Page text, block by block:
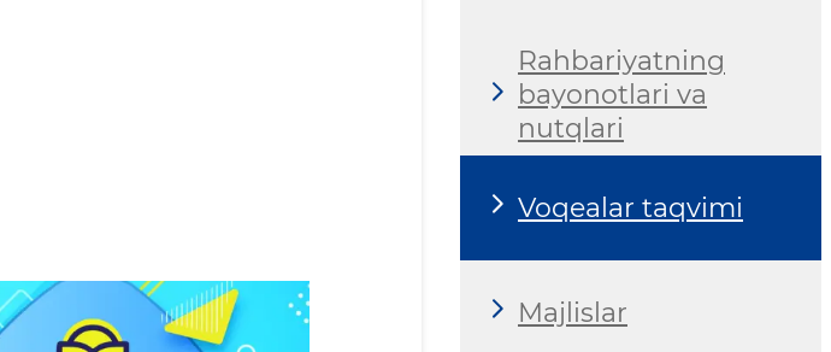
Rahbariyatning
bayonotlari va
nutqlari
Voqealar taqvimi
Majlislar